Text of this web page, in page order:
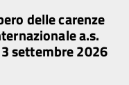
delle carenze
a.s.
settembre 2026